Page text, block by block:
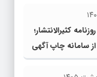
کثیرالانتشار؛
سامانه چاپ آگهی